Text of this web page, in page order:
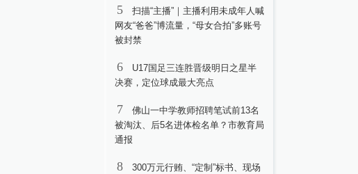
5
扫描“主播”｜主播利用未成年人喊
网友“爸爸”博流量，“母女合拍”多账号
被封禁
6
U17国足三连胜晋级明日之星半
决赛，定位球成最大亮点
7
佛山一中学教师招聘笔试前13名
被淘汰、后5名进体检名单？市教育局
通报
8
300万元行贿、“定制”标书、现场